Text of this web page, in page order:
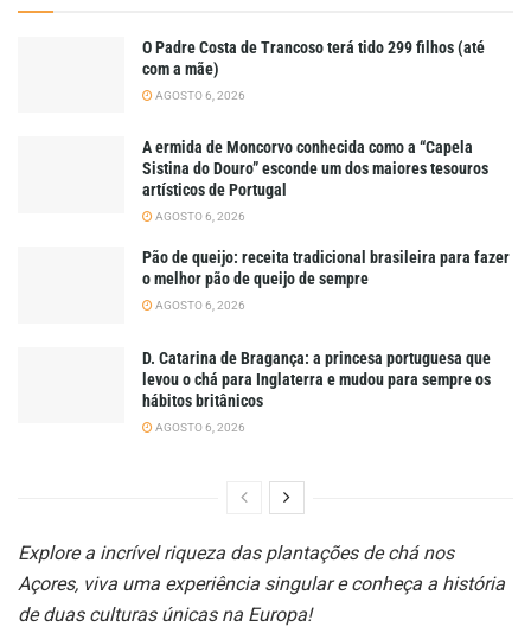
O Padre Costa de Trancoso terá tido 299 filhos (até
com a mãe)
AGOSTO 6, 2026
A ermida de Moncorvo conhecida como a “Capela
Sistina do Douro” esconde um dos maiores tesouros
artísticos de Portugal
AGOSTO 6, 2026
Pão de queijo: receita tradicional brasileira para fazer
o melhor pão de queijo de sempre
AGOSTO 6, 2026
D. Catarina de Bragança: a princesa portuguesa que
levou o chá para Inglaterra e mudou para sempre os
hábitos britânicos
AGOSTO 6, 2026
Explore a incrível riqueza das plantações de chá nos
Açores, viva uma experiência singular e conheça a história
de duas culturas únicas na Europa!